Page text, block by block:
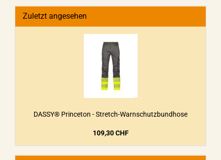
Zuletzt angesehen
DASSY® Princeton - Stretch-Warnschutzbundhose
109,30 CHF